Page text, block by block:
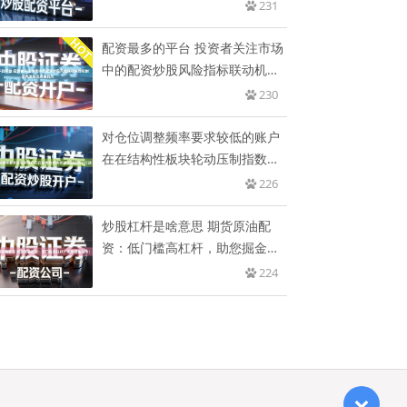
231
配资最多的平台 投资者关注市场
中的配资炒股风险指标联动机制
230
对仓位调整频率要求较低的账户
在在结构性板块轮动压制指数上
226
炒股杠杆是啥意思 期货原油配
资：低门槛高杠杆，助您掘金油
224